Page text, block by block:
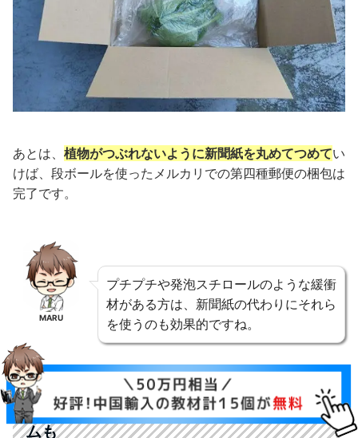
あとは、 植物がつぶれないように新聞紙を丸めてつめてい
けば、段ボールを使ったメルカリでの第四種郵便の梱包は
完了です。
MARU
プチプチや発泡スチロールのような緩衝
材がある方は、新聞紙の代わりにそれら
を使うのも効果的ですね。
第四種郵便の梱包次第ではメルカリでクレー
ムも